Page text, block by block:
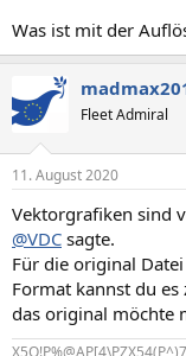
Was ist mit der
Fleet Admiral
11. August 2020
Vektorgrafiken sind
@VDC sagte.
Für die original
Format kannst du
das original möchte